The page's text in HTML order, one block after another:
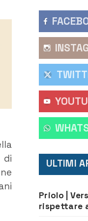
di
ULTIMI
Priolo |
rispettare